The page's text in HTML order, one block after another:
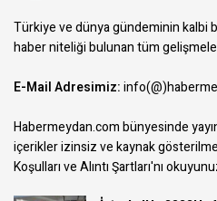
Türkiye ve dünya gündeminin kalbi
haber niteliği bulunan tüm
E-Mail Adresimiz:
Habermeydan.com bünyesinde
içerikler izinsiz ve kaynak
Koşulları ve Alıntı Şartları'nı